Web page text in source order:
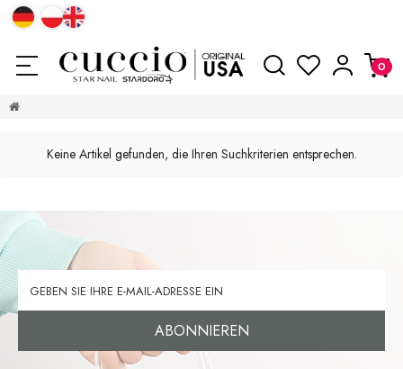
Keine Artikel gefunden, die Ihren Suchkriterien entsprechen.
ABONNIEREN